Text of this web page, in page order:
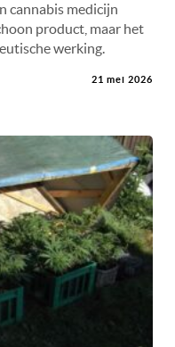
cannabis medicijn
product, maar het
werking.
21 mei 2026